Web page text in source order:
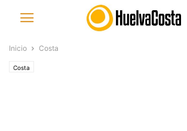
Inicio Costa
Costa